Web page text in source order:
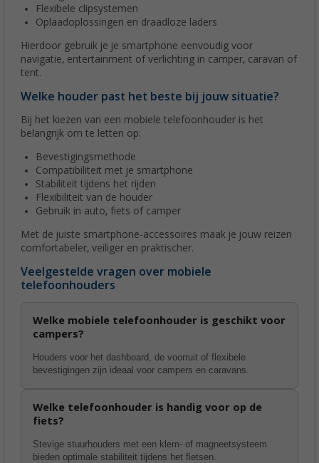
Flexibele clipsystemen
Oplaadoplossingen en draadloze laders
Hierdoor gebruik je je smartphone eenvoudig voor
navigatie, entertainment of verlichting in camper, caravan of
tent.
Welke houder past het beste bij jouw situatie?
Bij het kiezen van een mobiele telefoonhouder is het
belangrijk om te letten op:
Bevestigingsmethode
Compatibiliteit met je smartphone
Stabiliteit tijdens het rijden
Flexibiliteit van de houder
Gebruik in auto, fiets of camper
Met de juiste smartphone-accessoires maak je jouw reizen
comfortabeler, veiliger en praktischer.
Veelgestelde vragen over mobiele
telefoonhouders
Welke mobiele telefoonhouder is geschikt voor
campers?
Houders voor het dashboard, de voorruit of flexibele
bevestigingen zijn ideaal voor campers en caravans.
Welke telefoonhouder is handig voor op de
fiets?
Stevige stuurhouders met een klem- of magneetsysteem
bieden optimale stabiliteit tijdens het fietsen.